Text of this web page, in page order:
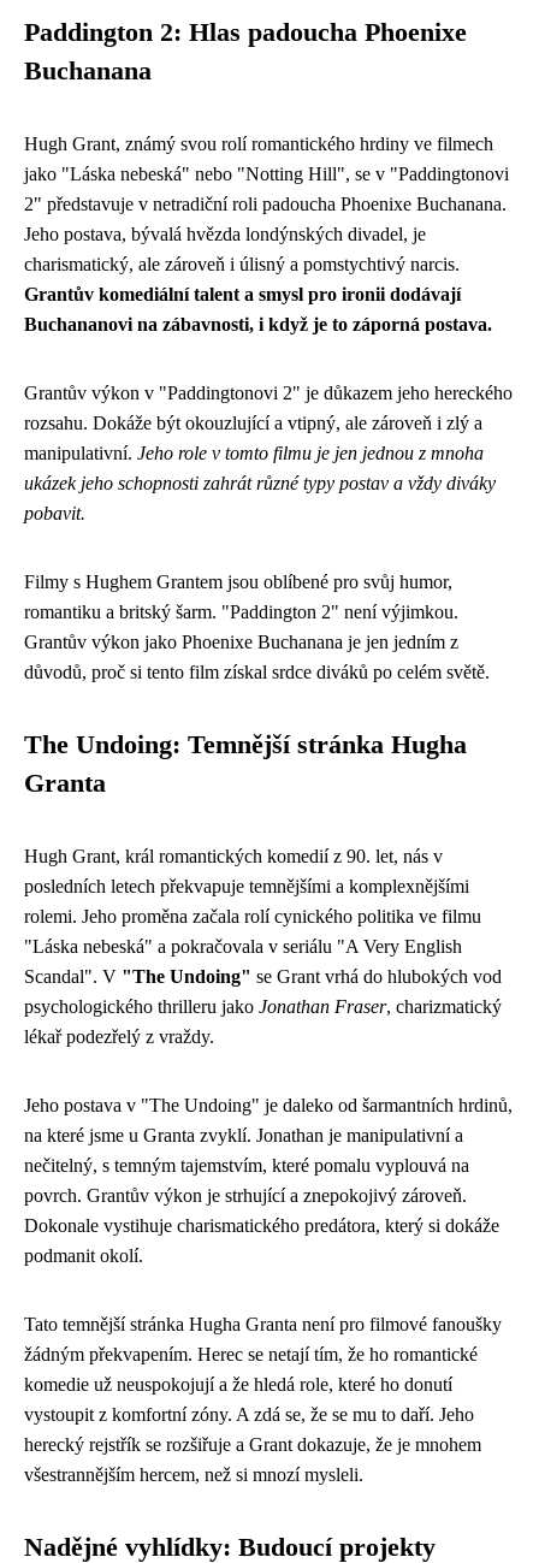
Paddington 2: Hlas padoucha Phoenixe
Buchanana
Hugh Grant, známý svou rolí romantického hrdiny ve filmech
jako "Láska nebeská" nebo "Notting Hill", se v "Paddingtonovi
2" představuje v netradiční roli padoucha Phoenixe Buchanana.
Jeho postava, bývalá hvězda londýnských divadel, je
charismatický, ale zároveň i úlisný a pomstychtivý narcis.
Grantův komediální talent a smysl pro ironii dodávají
Buchananovi na zábavnosti, i když je to záporná postava.
Grantův výkon v "Paddingtonovi 2" je důkazem jeho hereckého
rozsahu. Dokáže být okouzlující a vtipný, ale zároveň i zlý a
manipulativní. Jeho role v tomto filmu je jen jednou z mnoha
ukázek jeho schopnosti zahrát různé typy postav a vždy diváky
pobavit.
Filmy s Hughem Grantem jsou oblíbené pro svůj humor,
romantiku a britský šarm. "Paddington 2" není výjimkou.
Grantův výkon jako Phoenixe Buchanana je jen jedním z
důvodů, proč si tento film získal srdce diváků po celém světě.
The Undoing: Temnější stránka Hugha
Granta
Hugh Grant, král romantických komedií z 90. let, nás v
posledních letech překvapuje temnějšími a komplexnějšími
rolemi. Jeho proměna začala rolí cynického politika ve filmu
"Láska nebeská" a pokračovala v seriálu "A Very English
Scandal". V "The Undoing" se Grant vrhá do hlubokých vod
psychologického thrilleru jako Jonathan Fraser, charizmatický
lékař podezřelý z vraždy.
Jeho postava v "The Undoing" je daleko od šarmantních hrdinů,
na které jsme u Granta zvyklí. Jonathan je manipulativní a
nečitelný, s temným tajemstvím, které pomalu vyplouvá na
povrch. Grantův výkon je strhující a znepokojivý zároveň.
Dokonale vystihuje charismatického predátora, který si dokáže
podmanit okolí.
Tato temnější stránka Hugha Granta není pro filmové fanoušky
žádným překvapením. Herec se netají tím, že ho romantické
komedie už neuspokojují a že hledá role, které ho donutí
vystoupit z komfortní zóny. A zdá se, že se mu to daří. Jeho
herecký rejstřík se rozšiřuje a Grant dokazuje, že je mnohem
všestrannějším hercem, než si mnozí mysleli.
Nadějné vyhlídky: Budoucí projekty